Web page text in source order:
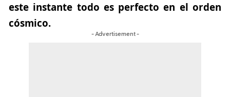
este instante todo es perfecto en el orden
cósmico.
- Advertisement -